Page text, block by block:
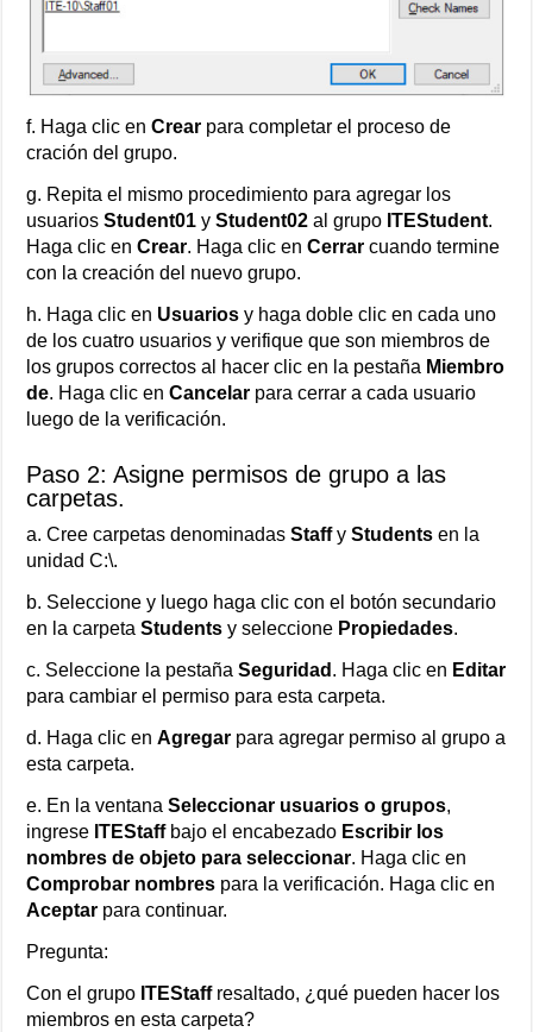
f. Haga clic enCrear para completar el proceso de
cración del grupo.
g. Repita el mismo procedimiento para agregar los
usuariosStudent01 yStudent02 al grupo ITEStudent.
Haga clic enCrear. Haga clic enCerrar cuando termine
con la creación del nuevo grupo.
h. Haga clic en Usuarios y haga doble clic en cada uno
de los cuatro usuarios y verifique que son miembros de
los grupos correctos al hacer clic en la pestaña Miembro
de. Haga clic enCancelar para cerrar a cada usuario
luego de la verificación.
Paso 2: Asigne permisos de grupo a las
carpetas.
a. Cree carpetas denominadasStaffyStudents en la
unidad C:\.
b. Seleccione y luego haga clic con el botón secundario
en la carpetaStudents y seleccione Propiedades.
c. Seleccione la pestañaSeguridad . Haga clic en Editar
para cambiar el permiso para esta carpeta.
d. Haga clic enAgregar para agregar permiso al grupo a
esta carpeta.
e. En la ventanaSeleccionar usuarios o grupos,
ingrese ITEStaffbajo el encabezado Escribir los
nombres de objeto para seleccionar. Haga clic en
Comprobar nombres para la verificación. Haga clic en
Aceptar para continuar.
Pregunta:
Con el grupo ITEStaffresaltado, ¿qué pueden hacer los
miembros en esta carpeta?